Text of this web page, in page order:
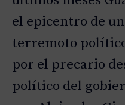
el epicentro de
terremoto
por el precario
político del